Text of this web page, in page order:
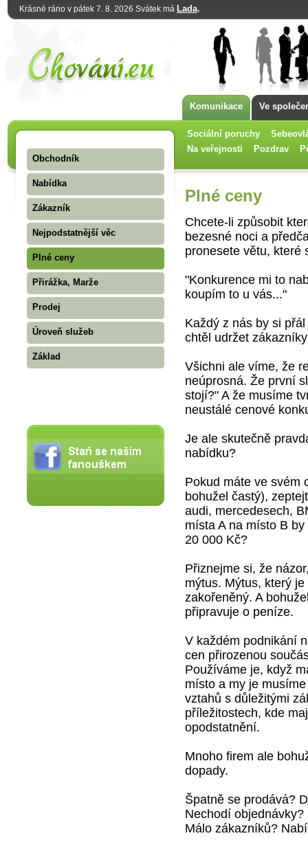
Krásné ráno v pátek 7. 8. 2026 Svátek má Lada.
Komunikace Ve
Sociální poruchy
Na veřejnosti
Pozdrav
Obchodník
Nabídka
Zákazník
Nejpodstatnější věc
Plné ceny
Přirážka, Marže
Prodej
Úroveň služeb
Základ
Plné ceny
Chcete-li způsobit
bezesné noci a
pronesete větu, které
"Konkurence mi to
koupím to u vás..."
Každý z nás by si
chtěl udržet
Všichni ale víme, že
neúprosná. Že první
stojí?" A že musíme
neustálé cenové
Je ale skutečně
nabídku?
Pokud máte ve svém
bohužel častý),
audi, mercedesech,
místa A na místo B
20 000 Kč?
Přiznejme si, že
mýtus. Mýtus, který
zakořeněný. A
připravuje o peníze.
V každém podnikání
cen přirozenou
Používáme je, když
místo a my je
vztahů s důležitými
příležitostech, kde
opodstatnění.
Mnoho firem ale
dopady.
Špatně se prodává?
Nechodí
Málo zákazníků?